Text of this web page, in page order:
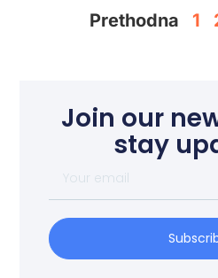
Prethodna 1
Join our
stay